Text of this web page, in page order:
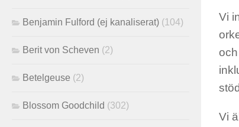
Vi
Vi
Benjamin Fulford (ej kanaliserat) (104)
Berit von Scheven (2)
Betelgeuse (2)
Blossom Goodchild (302)